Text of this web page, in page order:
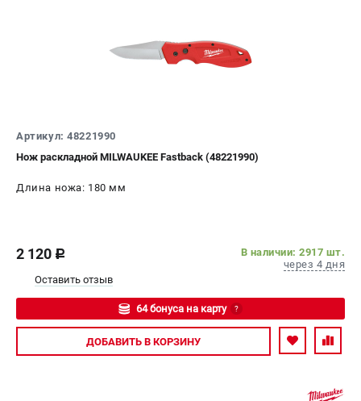
Артикул: 48221990
Нож раскладной MILWAUKEE Fastback (48221990)
Длина ножа: 180 мм
2 120 c
В наличии: 2917 шт.
через 4 дня
Оставить отзыв
64 бонуса на карту ?
Авторизуйтесь
ДОБАВИТЬ В КОРЗИНУ